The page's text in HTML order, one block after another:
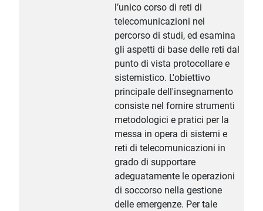
l’unico corso di reti di
telecomunicazioni nel
percorso di studi, ed esamina
gli aspetti di base delle reti dal
punto di vista protocollare e
sistemistico. L'obiettivo
principale dell'insegnamento
consiste nel fornire strumenti
metodologici e pratici per la
messa in opera di sistemi e
reti di telecomunicazioni in
grado di supportare
adeguatamente le operazioni
di soccorso nella gestione
delle emergenze. Per tale